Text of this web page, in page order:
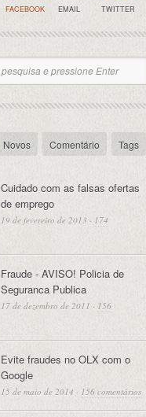
FACEBOOK EMAIL TWITTER
Novos Comentário Tags
Cuidado com as falsas ofertas
de emprego
19 de fevereiro de 2013 · 174
Fraude - AVISO! Policia de
Seguranca Publica
17 de dezembro de 2011 · 156
Evite fraudes no OLX com o
Google
15 de maio de 2014 · 156 comentários